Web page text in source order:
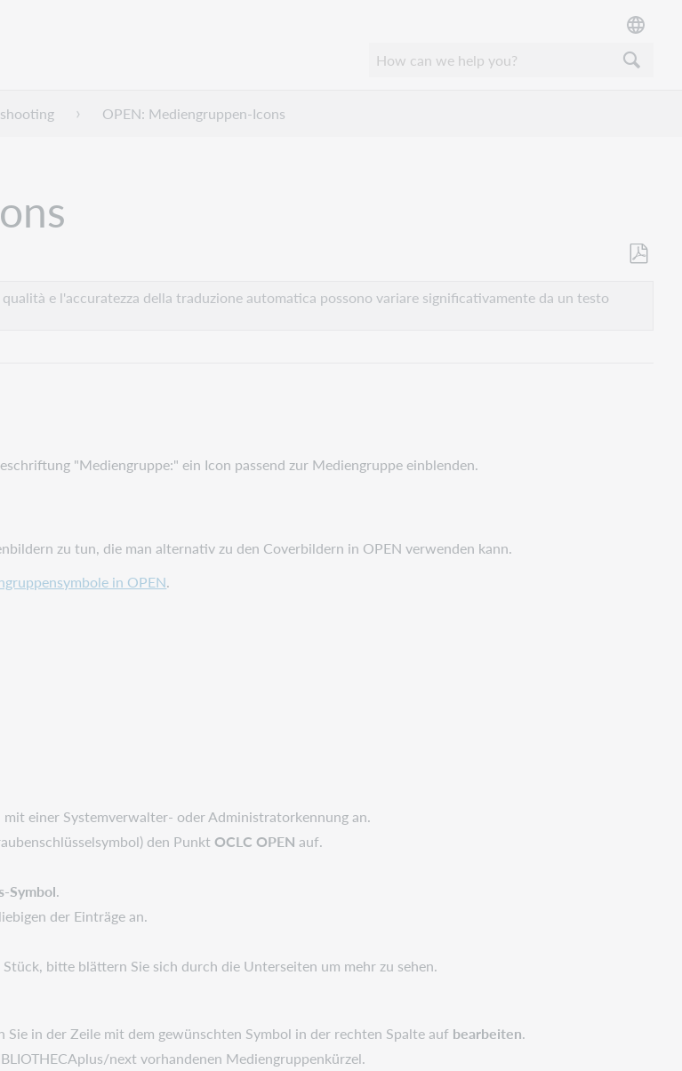
OPEN: Mediengruppen-Icons
e l'accuratezza della traduzione automatica possono variare significativamente da un testo
"Mediengruppe:" ein Icon passend zur Mediengruppe einblenden.
zu tun, die man alternativ zu den Coverbildern in OPEN verwenden kann.
in OPEN.
einer Systemverwalter- oder Administratorkennung an.
den PunktOCLC OPEN auf.
Symbol.
der Einträge an.
bitte blättern Sie sich durch die Unterseiten um mehr zu sehen.
in der Zeile mit dem gewünschten Symbol in der rechten Spalte auf bearbeiten.
next vorhandenen Mediengruppenkürzel.